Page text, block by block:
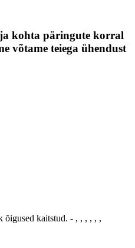
kohta päringute korral
võtame teiega ühendust
kaitstud. - , , , , , ,